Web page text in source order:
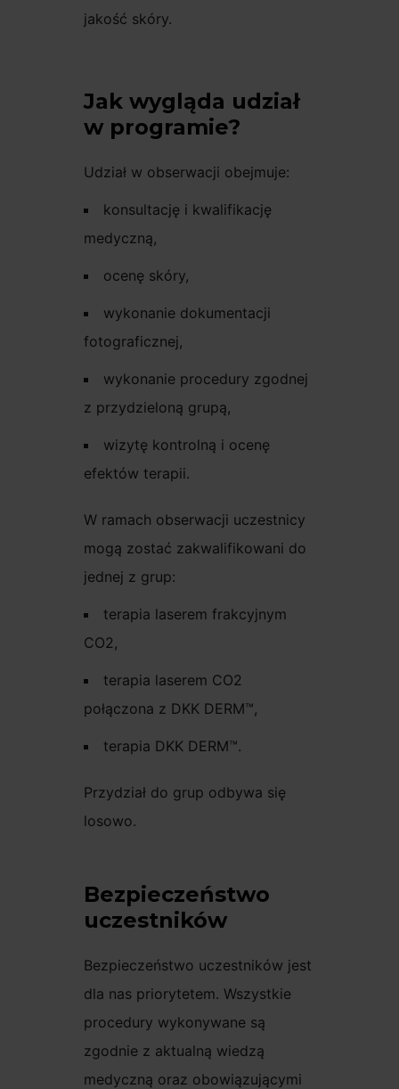
jakość skóry.
Jak wygląda udział
w programie?
Udział w obserwacji obejmuje:
konsultację i kwalifikację
medyczną,
ocenę skóry,
wykonanie dokumentacji
fotograficznej,
wykonanie procedury zgodnej
z przydzieloną grupą,
wizytę kontrolną i ocenę
efektów terapii.
W ramach obserwacji uczestnicy
mogą zostać zakwalifikowani do
jednej z grup:
terapia laserem frakcyjnym
CO2,
terapia laserem CO2
połączona z DKK DERM™,
terapia DKK DERM™.
Przydział do grup odbywa się
losowo.
Bezpieczeństwo
uczestników
Bezpieczeństwo uczestników jest
dla nas priorytetem. Wszystkie
procedury wykonywane są
zgodnie z aktualną wiedzą
medyczną oraz obowiązującymi